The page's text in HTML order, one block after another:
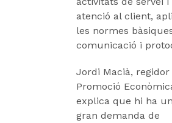
atenció al client,
les normes
comunicació i
Jordi Macià, regidor
Promoció
explica que hi ha
gran demanda de